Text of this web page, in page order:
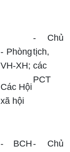
- Phòng
VH-XH;
Các Hội
xã hội
- BCH
- Chủ
tịch,
các
PCT
- Chủ